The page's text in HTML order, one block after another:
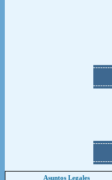
Asuntos Legales